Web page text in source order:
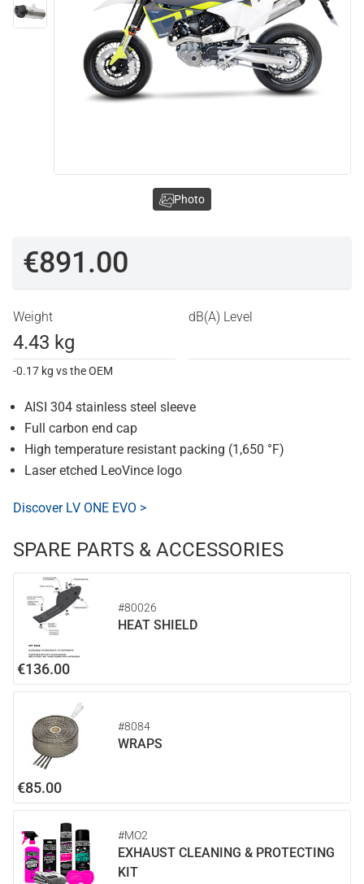
€891.00
Weight
4.43 kg
-0.17 kg vs the OEM
dB(A) Level
AISI 304 stainless steel sleeve
Full carbon end cap
High temperature resistant packing (1,650 °F)
Laser etched LeoVince logo
Discover LV ONE EVO >
SPARE PARTS & ACCESSORIES
#80026
HEAT SHIELD
€136.00
#8084
WRAPS
€85.00
#MO2
EXHAUST CLEANING & PROTECTING
KIT
Photo